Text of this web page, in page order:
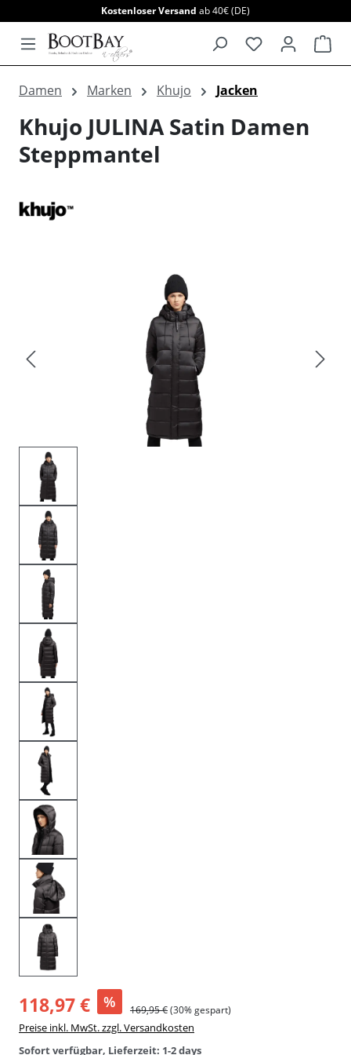
Kostenloser Versand ab 40€ (DE)
Damen Marken Khujo Jacken
Khujo JULINA Satin Damen
Steppmantel
118,97 € % 169,95 €(30% gespart)
Preise inkl. MwSt. zzgl. Versandkosten
Sofort verfügbar, Lieferzeit: 1-2 days